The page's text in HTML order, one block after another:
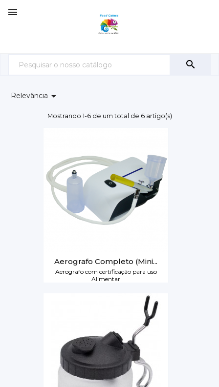


Relevância 
Mostrando 1-6 de um total de 6 artigo(s)
Aerografo Completo (mini...
Aerografo com certificação para uso
Alimentar